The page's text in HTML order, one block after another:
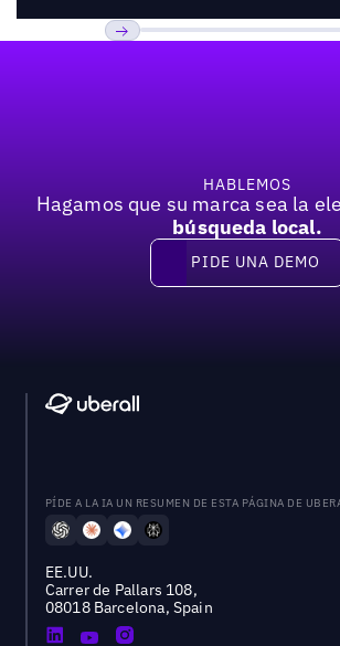
HABLEMOS
Hagamos que su marca sea la
búsqueda local.
Pide una demo
PIDE UNA DEMO
PÍDE A LA IA UN RESUMEN DE ESTA PÁGINA DE
EE.UU.
Carrer de Pallars 108,
08018 Barcelona, Spain